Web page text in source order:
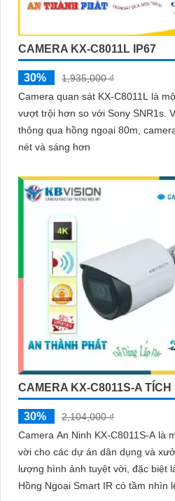
CAMERA KX-C8011L IP67
30%
1,935,000 ₫
Camera quan sát KX-C8011L là
vượt trội hơn so với Sony SNR1s. Với khả năng xem ban đêm
thông qua hồng ngoại 80m,
nét và sáng hơn
CAMERA KX-C8011S-A TÍCH
30%
2,104,000 ₫
Camera An Ninh KX-C8011S-A là
vời cho các dự án dân dụng và xưởng
lượng hình ảnh tuyệt vời, đặc biệt
Hồng Ngoại Smart IR có tầm nhìn